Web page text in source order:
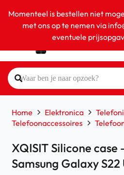
Momenteel is bestellen niet
met ons op te nemen via
eventuele
Home Elektronica
Telefoonaccessoires
XQISIT Silicone
Samsung Galaxy